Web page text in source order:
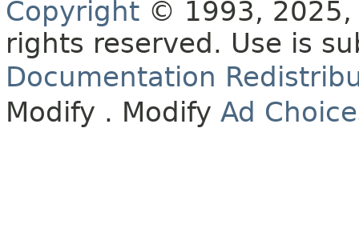
Copyright © 1993,
rights reserved. Use is
Documentation
Modify . Modify Ad